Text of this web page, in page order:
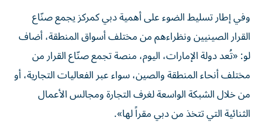
وفي إطار تسليط الضوء على أهمية دبي كمركز يجمع صنّاع
القرار الصينيين ونظراءهم من مختلف أسواق المنطقة، أضاف
لو: «تُعد دولة الإمارات، اليوم، منصة تجمع صنّاع القرار من
مختلف أنحاء المنطقة والصين، سواء عبر الفعاليات التجارية، أو
من خلال الشبكة الواسعة لغرف التجارة ومجالس الأعمال
الثنائية التي تتخذ من دبي مقراً لها».